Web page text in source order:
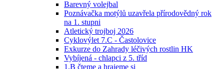
Barevný volejbal
Poznávačka motýlů uzavřela přírodovědný rok
na 1. stupni
Atletický trojboj 2026
Cyklovýlet 7.C - Častolovice
Exkurze do Zahrady léčivých rostlin HK
Vybíjená - chlapci z 5. tříd
1.B čteme a hrajeme si